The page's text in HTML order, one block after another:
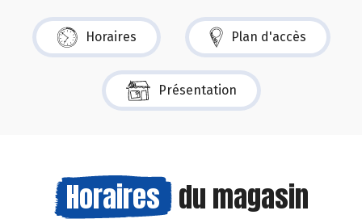
Horaires Plan d'accès
Présentation
Horaires du magasin